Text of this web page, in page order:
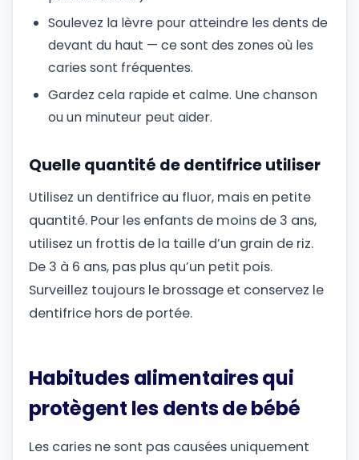
Soulevez la lèvre pour atteindre les dents de
devant du haut — ce sont des zones où les
caries sont fréquentes.
Gardez cela rapide et calme. Une chanson
ou un minuteur peut aider.
Quelle quantité de dentifrice utiliser
Utilisez un dentifrice au fluor, mais en petite
quantité. Pour les enfants de moins de 3 ans,
utilisez un frottis de la taille d’un grain de riz.
De 3 à 6 ans, pas plus qu’un petit pois.
Surveillez toujours le brossage et conservez le
dentifrice hors de portée.
Habitudes alimentaires qui
protègent les dents de bébé
Les caries ne sont pas causées uniquement